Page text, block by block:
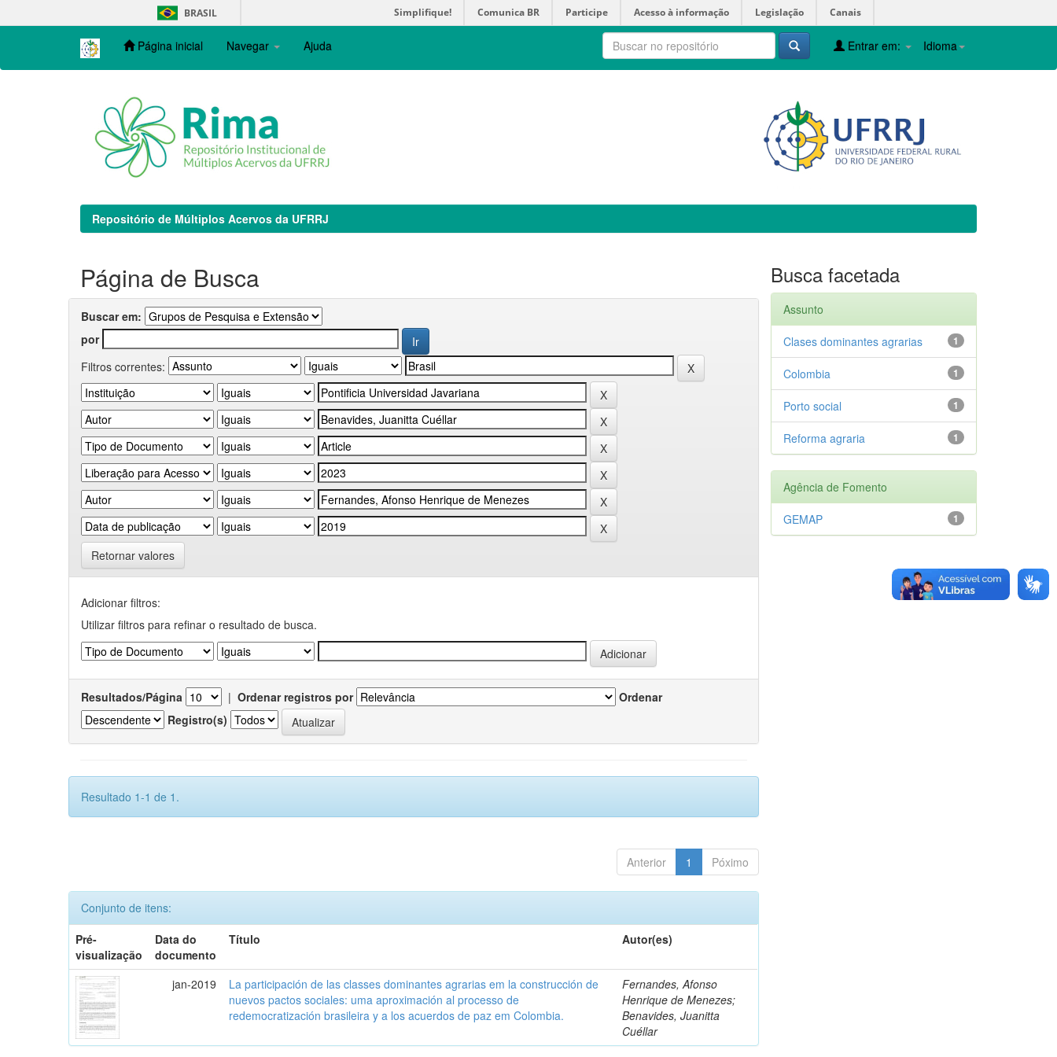
navigation
BRASIL Simplifique! Comunica BR Participe Acesso à informação Legislação Canais
Página inicial Navegar Ajuda Idioma
Entrar em:
Repositório de Múltiplos Acervos da UFRRJ
Página de Busca
Buscar em:
por
Filtros correntes:
Retornar valores
Adicionar filtros:
Utilizar filtros para refinar o resultado de busca.
Resultados/Página | Ordenar registros por
Ordenar
Registro(s)
Resultado 1-1 de 1.
Anterior 1 Póximo
Conjunto de itens:
Pré-
visualização
Data do
documento
Título Autor(es)
jan-2019
La participación de las classes dominantes agrarias em la construcción de
nuevos pactos sociales: uma aproximación al processo de
redemocratización brasileira y a los acuerdos de paz em Colombia.
Fernandes, Afonso
Henrique de Menezes;
Benavides, Juanitta
Cuéllar
Busca facetada
Assunto
1
Clases dominantes agrarias
1
Colombia
1
Porto social
1
Reforma agraria
Agência de Fomento
1
GEMAP